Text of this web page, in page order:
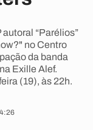
“Parélios”
no Centro
da banda
Exille Alef.
(19), às 22h.